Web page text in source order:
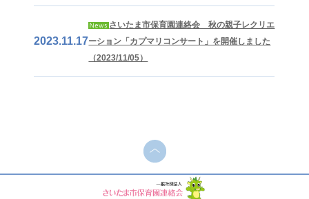
2023.11.17
さいたま市保育園連絡会 秋の親子レクリエ
ーション「カプマリコンサート」を開催しました
（2023/11/05）